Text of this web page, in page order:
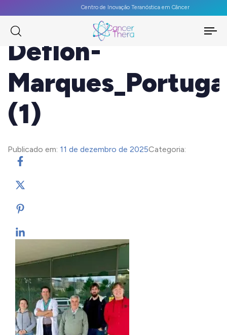
Centro de Inovação Teranóstica em Câncer
Deflon-
(1)
Publicado em: 11 de dezembro de 2025Categoria: